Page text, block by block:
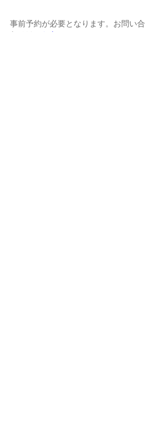
事前予約が必要となります。お問い合
わせは
こちらへ